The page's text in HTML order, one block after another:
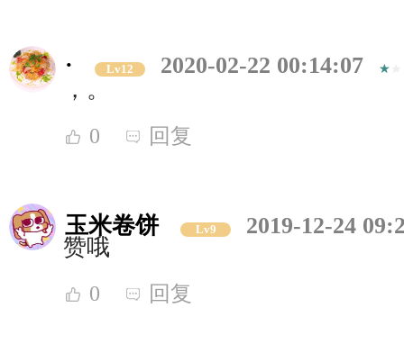
· Lv12
2020-02-22 00:14:07
，。
0 回复
玉米卷饼 Lv9
2019-12-24
赞哦
0 回复